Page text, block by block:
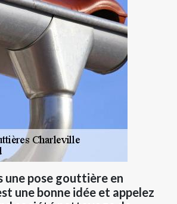
une pose gouttière en
une bonne idée et appelez